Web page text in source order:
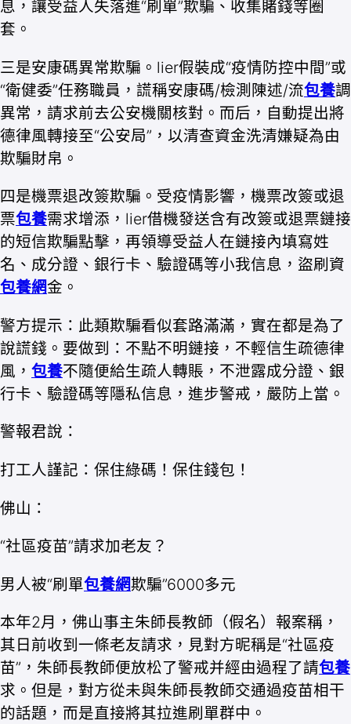
息，讓受益人失落進“刷單”欺騙、收集賭錢等圈
套。
三是安康碼異常欺騙。lier假裝成“疫情防控中間”或
“衛健委”任務職員，謊稱安康碼/檢測陳述/流包養調
異常，請求前去公安機關核對。而后，自動提出將
德律風轉接至“公安局”，以清查資金洗清嫌疑為由
欺騙財帛。
四是機票退改簽欺騙。受疫情影響，機票改簽或退
票包養需求增添，lier借機發送含有改簽或退票鏈接
的短信欺騙點擊，再領導受益人在鏈接內填寫姓
名、成分證、銀行卡、驗證碼等小我信息，盜刷資
包養網金。
警方提示：此類欺騙看似套路滿滿，實在都是為了
說謊錢。要做到：不點不明鏈接，不輕信生疏德律
風， 包養不隨便給生疏人轉賬，不泄露成分證、銀
行卡、驗證碼等隱私信息，進步警戒，嚴防上當。
警報君說：
打工人謹記：保住綠碼！保住錢包！
佛山：
“社區疫苗”請求加老友？
男人被“刷單包養網欺騙”6000多元
本年2月，佛山事主朱師長教師（假名）報案稱，
其日前收到一條老友請求，見對方昵稱是“社區疫
苗”，朱師長教師便放松了警戒并經由過程了請包養
求。但是，對方從未與朱師長教師交通過疫苗相干
的話題，而是直接將其拉進刷單群中。